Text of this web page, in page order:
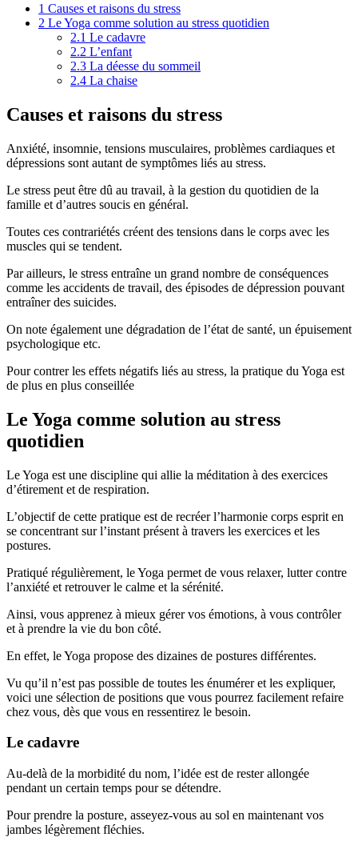
1 Causes et raisons du stress
2 Le Yoga comme solution au stress quotidien
2.1 Le cadavre
2.2 L’enfant
2.3 La déesse du sommeil
2.4 La chaise
Causes et raisons du stress
Anxiété, insomnie, tensions musculaires, problèmes cardiaques et
dépressions sont autant de symptômes liés au stress.
Le stress peut être dû au travail, à la gestion du quotidien de la
famille et d’autres soucis en général.
Toutes ces contrariétés créent des tensions dans le corps avec les
muscles qui se tendent.
Par ailleurs, le stress entraîne un grand nombre de conséquences
comme les accidents de travail, des épisodes de dépression pouvant
entraîner des suicides.
On note également une dégradation de l’état de santé, un épuisement
psychologique etc.
Pour contrer les effets négatifs liés au stress, la pratique du Yoga est
de plus en plus conseillée
Le Yoga comme solution au stress
quotidien
Le Yoga est une discipline qui allie la méditation à des exercices
d’étirement et de respiration.
L’objectif de cette pratique est de recréer l’harmonie corps esprit en
se concentrant sur l’instant présent à travers les exercices et les
postures.
Pratiqué régulièrement, le Yoga permet de vous relaxer, lutter contre
l’anxiété et retrouver le calme et la sérénité.
Ainsi, vous apprenez à mieux gérer vos émotions, à vous contrôler
et à prendre la vie du bon côté.
En effet, le Yoga propose des dizaines de postures différentes.
Vu qu’il n’est pas possible de toutes les énumérer et les expliquer,
voici une sélection de positions que vous pourrez facilement refaire
chez vous, dès que vous en ressentirez le besoin.
Le cadavre
Au-delà de la morbidité du nom, l’idée est de rester allongée
pendant un certain temps pour se détendre.
Pour prendre la posture, asseyez-vous au sol en maintenant vos
jambes légèrement fléchies.